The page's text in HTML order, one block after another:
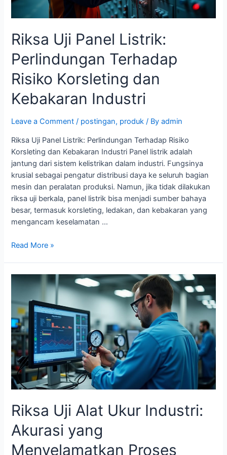
Riksa Uji Panel Listrik:
Perlindungan Terhadap
Risiko Korsleting dan
Kebakaran Industri
Leave a Comment / postingan, produk / Byadmin
Riksa Uji Panel Listrik: Perlindungan Terhadap Risiko
Korsleting dan Kebakaran Industri Panel listrik adalah
jantung dari sistem kelistrikan dalam industri. Fungsinya
krusial sebagai pengatur distribusi daya ke seluruh bagian
mesin dan peralatan produksi. Namun, jika tidak dilakukan
riksa uji berkala, panel listrik bisa menjadi sumber bahaya
besar, termasuk korsleting, ledakan, dan kebakaran yang
mengancam keselamatan …
Read More »
Riksa Uji Alat Ukur Industri:
Akurasi yang
Menyelamatkan Proses
Riksa
Alat
Ukur
Industri:
Akurasi
yang
Menyelamatkan
Proses
Produksi